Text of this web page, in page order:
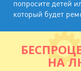
попросите детей
который будет
НА